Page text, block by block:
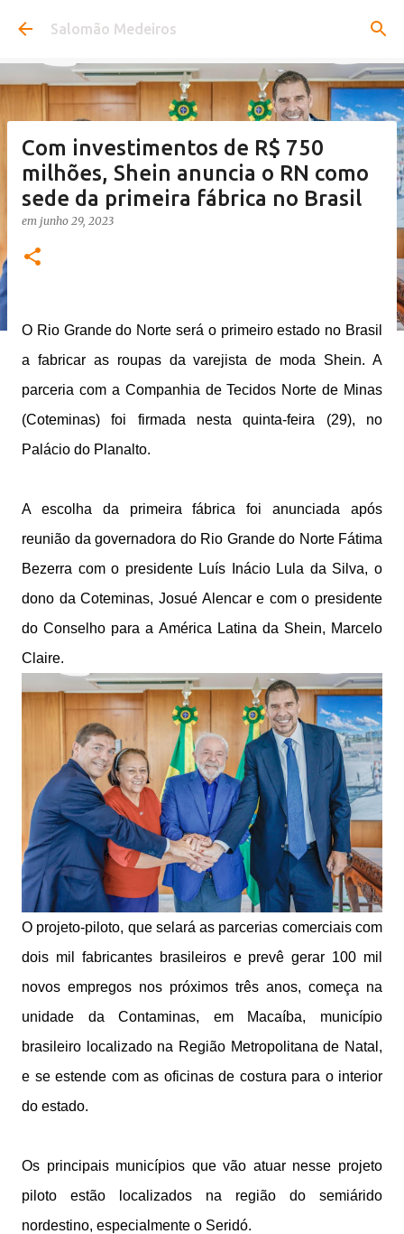
Pular para o conteúdo principal
Salomão Medeiros
Com investimentos de R$ 750
milhões, Shein anuncia o RN como
sede da primeira fábrica no Brasil
em junho 29, 2023
O Rio Grande do Norte será o primeiro estado no Brasil
a fabricar as roupas da varejista de moda Shein. A
parceria com a Companhia de Tecidos Norte de Minas
(Coteminas) foi firmada nesta quinta-feira (29), no
Palácio do Planalto.
A escolha da primeira fábrica foi anunciada após
reunião da governadora do Rio Grande do Norte Fátima
Bezerra com o presidente Luís Inácio Lula da Silva, o
dono da Coteminas, Josué Alencar e com o presidente
do Conselho para a América Latina da Shein, Marcelo
Claire.
O projeto-piloto, que selará as parcerias comerciais com
dois mil fabricantes brasileiros e prevê gerar 100 mil
novos empregos nos próximos três anos, começa na
unidade da Contaminas, em Macaíba, município
brasileiro localizado na Região Metropolitana de Natal,
e se estende com as oficinas de costura para o interior
do estado.
Os principais municípios que vão atuar nesse projeto
piloto estão localizados na região do semiárido
nordestino, especialmente o Seridó.